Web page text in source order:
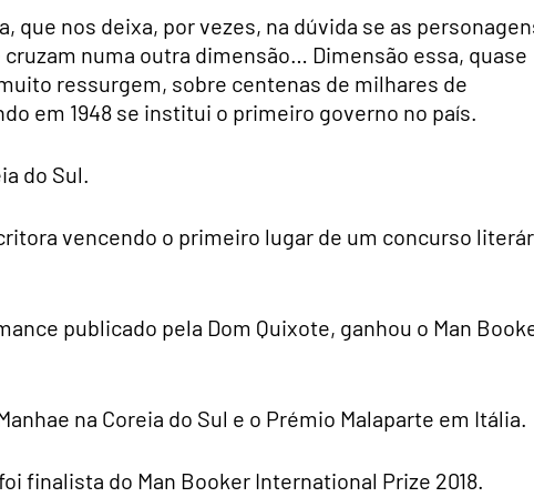
que nos deixa, por vezes, na dúvida se as
numa outra dimensão… Dimensão essa, quase
ressurgem, sobre centenas de milhares de
em 1948 se institui o primeiro governo no país.
do Sul.
vencendo o primeiro lugar de um concurso
publicado pela Dom Quixote, ganhou o Man
na Coreia do Sul e o Prémio Malaparte em Itália.
finalista do Man Booker International Prize 2018.